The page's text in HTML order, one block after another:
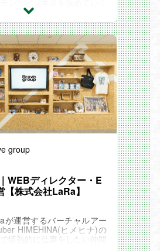
コンテンツを「作る」「売
る事業で
作品を広げる」ことにフォ
いく本部です。
メーション事業は9年目を
、アニメーションの製作と
機能を
けにとどまらず、多角的な
も合わせ、存在感を発揮で
ていきたいと考えていま
、さらなる組織拡大の為
の企画立案、プロデュース
リジナル作品開発
成
案、PL管理
オとの折衝
ング
利交渉
作過程への立会い、監修
調整
の調整および業務フロー整
group
WEBディレクター・E
株式会社LaRa】
が運営するバーチャルアー
HIMEHINA(ヒメヒナ)の
で情熱的に仕事をしたい仲間